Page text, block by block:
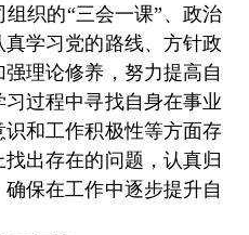
织的“三会一课”、政治
学习党的路线、方针政
理论修养，努力提高自
过程中寻找自身在事业
和工作积极性等方面存
出存在的问题，认真归
保在工作中逐步提升自